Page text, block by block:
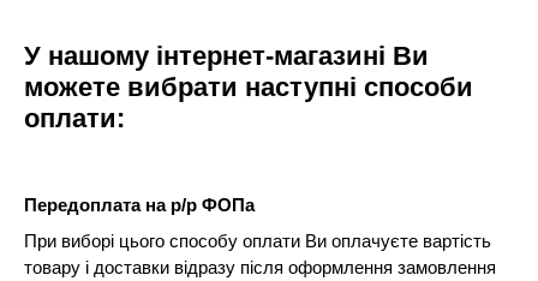
У нашому інтернет-магазині Ви
можете вибрати наступні способи
оплати:
Передоплата на р/р ФОПа
При виборі цього способу оплати Ви оплачуєте вартість
товару і доставки відразу після оформлення замовлення